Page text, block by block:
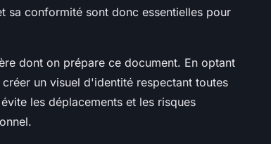
sa conformité sont donc essentielles pour
dont on prépare ce document. En optant
un visuel d'identité respectant toutes
les déplacements et les risques